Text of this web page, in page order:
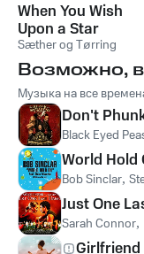
When You Wish
Upon a Star
Sæther og Tørring
Возможно,
Музыка на все
Don't
Black Eyed
World Hold
Bob Sinclar,
Just One
Sarah Connor,
Girlfriend